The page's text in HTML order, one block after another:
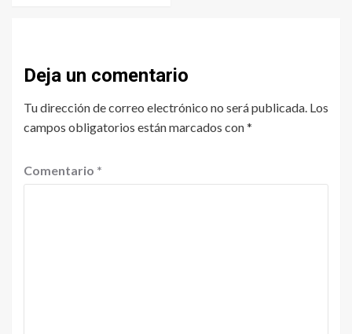
Deja un comentario
Tu dirección de correo electrónico no será publicada. Los
campos obligatorios están marcados con*
Comentario *